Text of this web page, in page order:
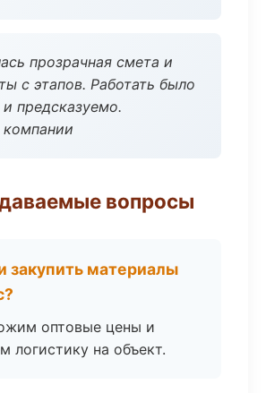
прозрачная смета и
с этапов. Работать было
предсказуемо.
вопросы
закупить материалы
оптовые цены и
логистику на объект.